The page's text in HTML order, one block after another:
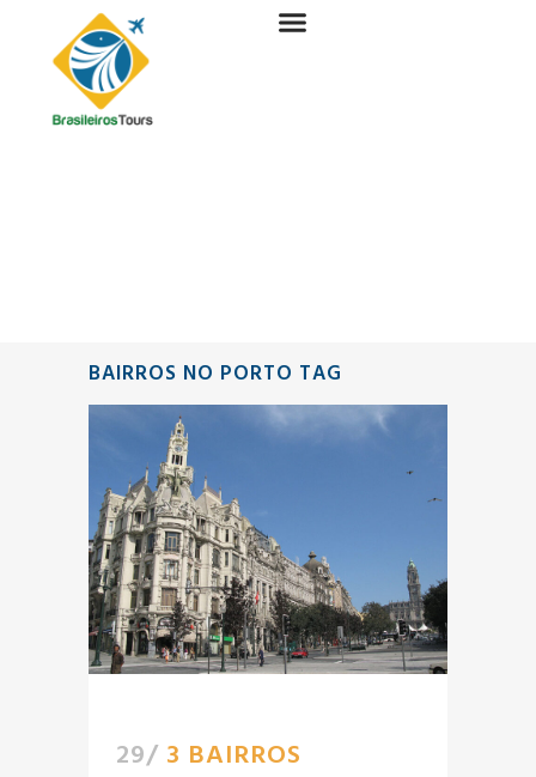
BAIRROS NO PORTO TAG
29/ 3 BAIRROS